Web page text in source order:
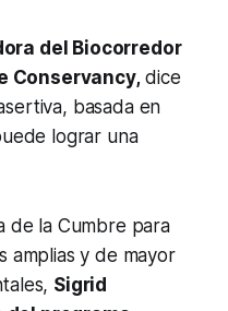
del Biocorredor
Conservancy,dice
basada en
lograr una
de la Cumbre para
amplias y de mayor
Sigrid